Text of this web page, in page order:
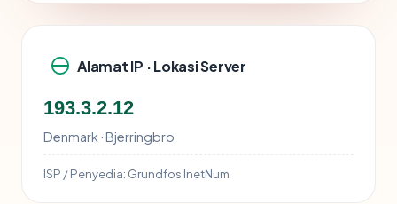
Alamat IP · Lokasi Server
193.3.2.12
Denmark · Bjerringbro
ISP / Penyedia: Grundfos InetNum